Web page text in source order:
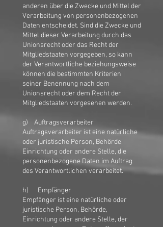
anderen über die Zwecke und Mittel der
Verarbeitung von personenbezogenen
Daten entscheidet. Sind die Zwecke und
Mittel dieser Verarbeitung durch das
Unionsrecht oder das Recht der
Mitgliedstaaten vorgegeben, so kann
der Verantwortliche beziehungsweise
können die bestimmten Kriterien
seiner Benennung nach dem
Unionsrecht oder dem Recht der
Mitgliedstaaten vorgesehen werden.
g) Auftragsverarbeiter
Auftragsverarbeiter ist eine natürliche
oder juristische Person, Behörde,
Einrichtung oder andere Stelle, die
personenbezogene Daten im Auftrag
des Verantwortlichen verarbeitet.
h) Empfänger
Empfänger ist eine natürliche oder
juristische Person, Behörde,
Einrichtung oder andere Stelle, der